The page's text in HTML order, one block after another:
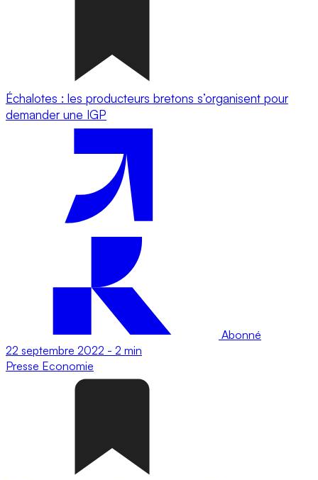
Échalotes : les producteurs bretons s’organisent pour
demander une IGP
Abonné
22 septembre 2022 - 2 min
Presse Economie